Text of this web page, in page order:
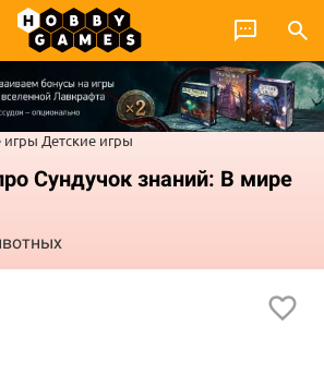
игры Детские игры
Сундучок знаний: В мире